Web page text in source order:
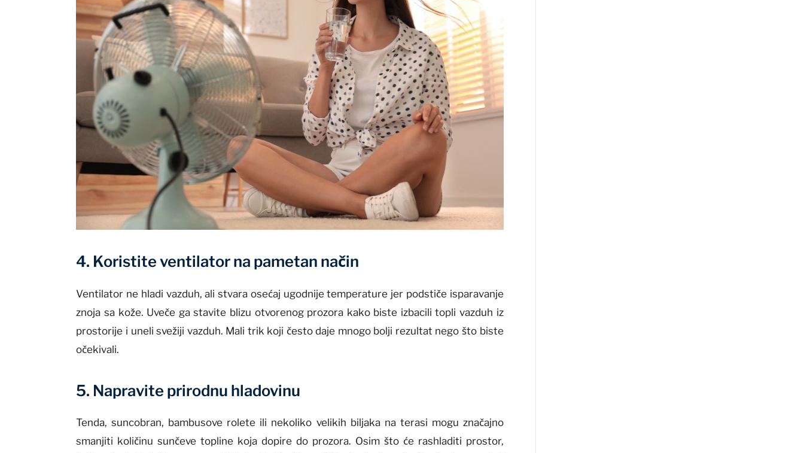
4. Koristite ventilator na pametan način
Ventilator ne hladi vazduh, ali stvara osećaj ugodnije temperature jer podstiče isparavanje
znoja sa kože. Uveče ga stavite blizu otvorenog prozora kako biste izbacili topli vazduh iz
prostorije i uneli svežiji vazduh. Mali trik koji često daje mnogo bolji rezultat nego što biste
očekivali.
5. Napravite prirodnu hladovinu
Tenda, suncobran, bambusove rolete ili nekoliko velikih biljaka na terasi mogu značajno
smanjiti količinu sunčeve topline koja dopire do prozora. Osim što će rashladiti prostor,